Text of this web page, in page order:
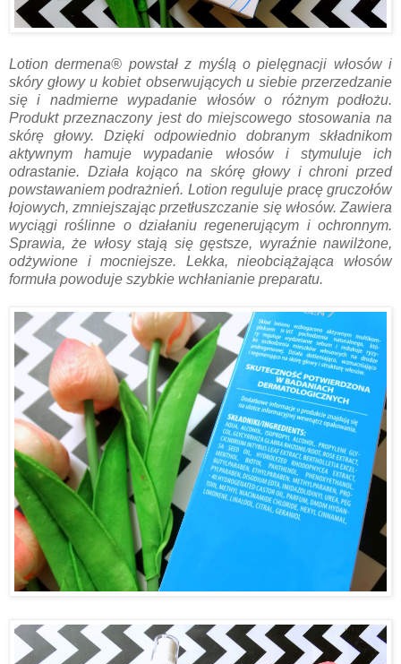
Lotion dermena® powstał z myślą o pielęgnacji włosów i
skóry głowy u kobiet obserwujących u siebie przerzedzanie
się i nadmierne wypadanie włosów o różnym podłożu.
Produkt przeznaczony jest do miejscowego stosowania na
skórę głowy. Dzięki odpowiednio dobranym składnikom
aktywnym hamuje wypadanie włosów i stymuluje ich
odrastanie. Działa kojąco na skórę głowy i chroni przed
powstawaniem podrażnień. Lotion reguluje pracę gruczołów
łojowych, zmniejszając przetłuszczanie się włosów. Zawiera
wyciągi roślinne o działaniu regenerującym i ochronnym.
Sprawia, że włosy stają się gęstsze, wyraźnie nawilżone,
odżywione i mocniejsze. Lekka, nieobciążająca włosów
formuła powoduje szybkie wchłanianie preparatu.